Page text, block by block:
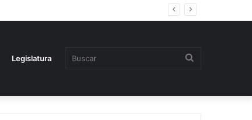
Legislatura